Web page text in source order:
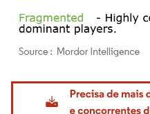
Imagem © Mordor Intelligence. O